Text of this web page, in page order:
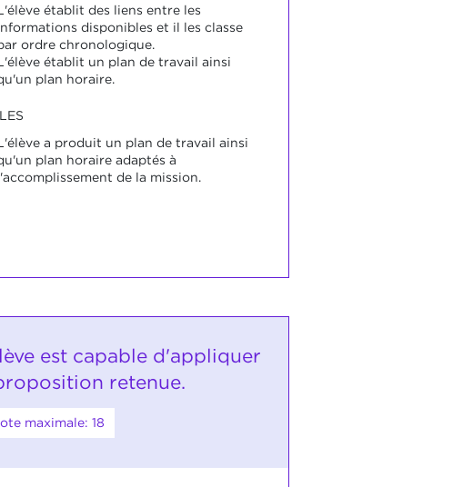
établit des liens entre les
disponibles et il les classe
ordre chronologique.
établit un plan de travail ainsi
plan horaire.
a produit un plan de travail ainsi
plan horaire adaptés à
de la mission.
est capable d'appliquer
retenue.
maximale: 18